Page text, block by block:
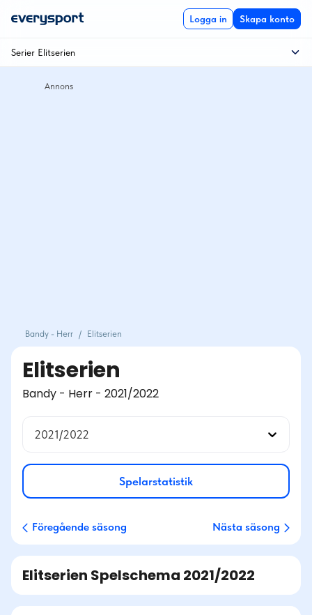
Logga in Skapa konto
Serier Elitserien
Elitseriekval
Bandy - Herr / Elitserien
Elitserien
Bandy - Herr - 2021/2022
2021/2022
Spelarstatistik
Föregående säsong Nästa säsong
Elitserien Spelschema 2021/2022